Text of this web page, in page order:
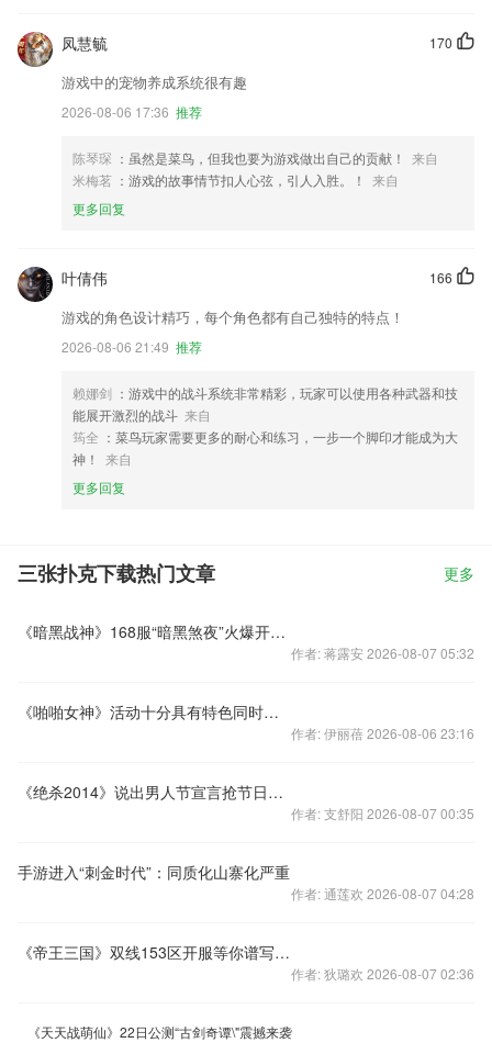
170
凤慧毓
游戏中的宠物养成系统很有趣
2026-08-06 17:36 推荐
陈琴琛 ：虽然是菜鸟，但我也要为游戏做出自己的贡献！
来自
米梅茗 ：游戏的故事情节扣人心弦，引人入胜。！
来自
更多回复
166
叶倩伟
游戏的角色设计精巧，每个角色都有自己独特的特点！
2026-08-06 21:49 推荐
赖娜剑 ：游戏中的战斗系统非常精彩，玩家可以使用各种武器和技
能展开激烈的战斗 来自
筠全 ：菜鸟玩家需要更多的耐心和练习，一步一个脚印才能成为大
神！
来自
更多回复
三张扑克下载热门文章 更多
《暗黑战神》168服“暗黑煞夜”火爆开启！
作者: 蒋露安 2026-08-07 05:32
《啪啪女神》活动十分具有特色同时开启2个副本
作者: 伊丽蓓 2026-08-06 23:16
《绝杀2014》说出男人节宣言抢节日礼包
作者: 支舒阳 2026-08-07 00:35
手游进入“刺金时代”：同质化山寨化严重
作者: 通莲欢 2026-08-07 04:28
《帝王三国》双线153区开服等你谱写帝王传奇
作者: 狄璐欢 2026-08-07 02:36
《天天战萌仙》22日公测“古剑奇谭\"震撼来袭